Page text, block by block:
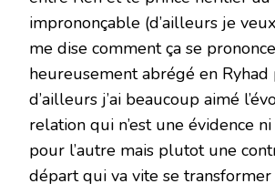
imprononçable (d’ailleurs je
me dise comment ça se
heureusement abrégé en Ryhad
d’ailleurs j’ai beaucoup aimé
relation qui n’est une évidence
pour l’autre mais plutot une
départ qui va vite se